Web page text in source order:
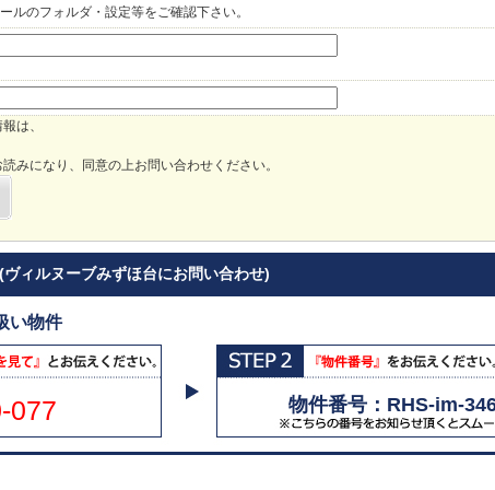
ルのフォルダ・設定等をご確認下さい。
は、
みになり、同意の上お問い合わせください。
(ヴィルヌーブみずほ台にお問い合わせ)
い物件
077 物件番号：RHS-im-